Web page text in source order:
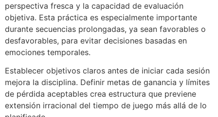
perspectiva fresca y la capacidad de evaluación
objetiva. Esta práctica es especialmente importante
durante secuencias prolongadas, ya sean favorables o
desfavorables, para evitar decisiones basadas en
emociones temporales.
Establecer objetivos claros antes de iniciar cada sesión
mejora la disciplina. Definir metas de ganancia y límites
de pérdida aceptables crea estructura que previene
extensión irracional del tiempo de juego más allá de lo